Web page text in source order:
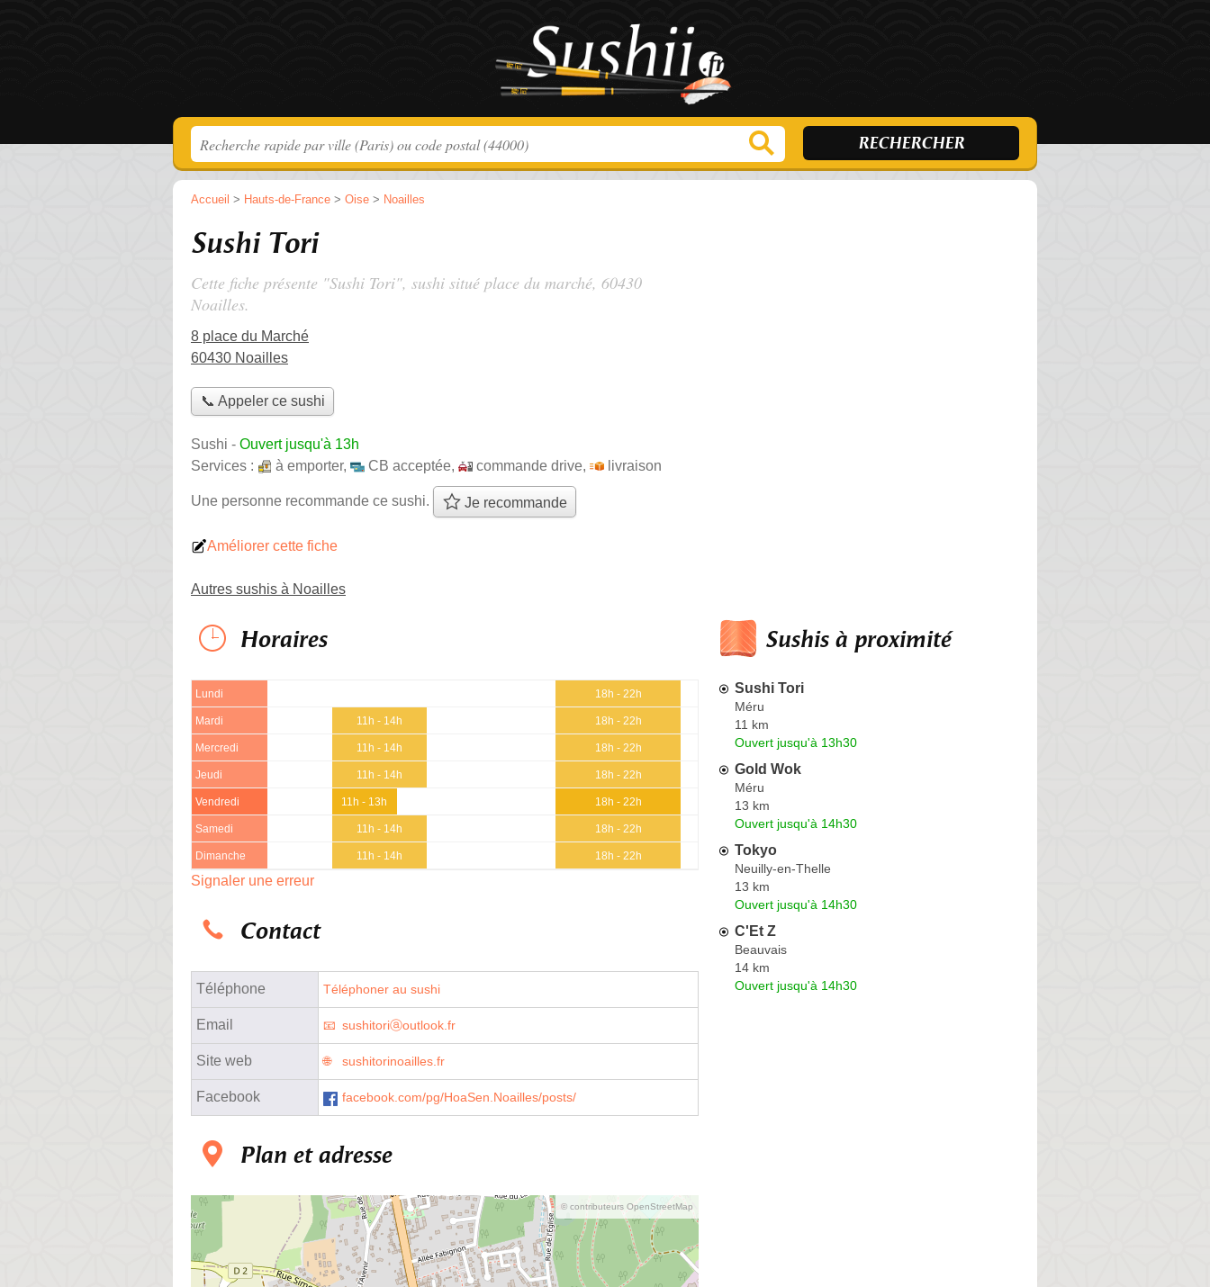
Accueil > Hauts-de-France > Oise > Noailles
Sushi Tori
Cette fiche présente "Sushi Tori", sushi situé place du marché, 60430
Noailles.
8 place du Marché
60430 Noailles
📞 Appeler ce sushi
Sushi - Ouvert jusqu'à 13h
Services :
à emporter, CB acceptée, commande drive, livraison
Une personne recommande ce sushi. Je recommande
Améliorer cette fiche
Autres sushis à Noailles
Horaires
Lundi 18h - 22h
Mardi 11h - 14h 18h - 22h
Mercredi 11h - 14h 18h - 22h
Jeudi 11h - 14h 18h - 22h
Vendredi 11h - 13h 18h - 22h
Samedi 11h - 14h 18h - 22h
Dimanche 11h - 14h 18h - 22h
Signaler une erreur
Contact
Téléphone Téléphoner au sushi
Email sushitoriⓐoutlook.fr
Site web sushitorinoailles.fr
Facebook facebook.com/pg/HoaSen.Noailles/posts/
Plan et adresse
© contributeurs OpenStreetMap
Sushis à proximité
Sushi Tori
Méru
11 km
Ouvert jusqu'à 13h30
Gold Wok
Méru
13 km
Ouvert jusqu'à 14h30
Tokyo
Neuilly-en-Thelle
13 km
Ouvert jusqu'à 14h30
C'Et Z
Beauvais
14 km
Ouvert jusqu'à 14h30